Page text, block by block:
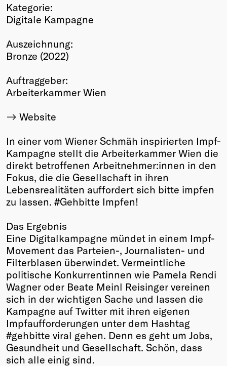
Young Creatives
Friends of Creativity
Winners
2026
Annual
Kategorie:
Digitale Kampagne
Auszeichnung:
Bronze (2022)
Auftraggeber:
Arbeiterkammer Wien
Website
In einer vom Wiener Schmäh inspirierten Impf-
Kampagne stellt die Arbeiterkammer Wien die
direkt betroffenen Arbeitnehmer:innen in den
Fokus, die die Gesellschaft in ihren
Lebensrealitäten auffordert sich bitte impfen
zu lassen. #Gehbitte Impfen!
Das Ergebnis
Eine Digitalkampagne mündet in einem Impf-
Movement das Parteien-, Journalisten- und
Filterblasen überwindet. Vermeintliche
politische Konkurrentinnen wie Pamela Rendi
Wagner oder Beate Meinl Reisinger vereinen
sich in der wichtigen Sache und lassen die
Kampagne auf Twitter mit ihren eigenen
Impfaufforderungen unter dem Hashtag
#gehbitte viral gehen. Denn es geht um Jobs,
Gesundheit und Gesellschaft. Schön, dass
sich alle einig sind.